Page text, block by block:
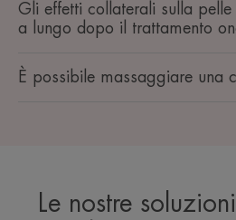
Gli effetti collaterali sulla pelle
a lungo dopo il trattamento
È possibile massaggiare una
Le nostre